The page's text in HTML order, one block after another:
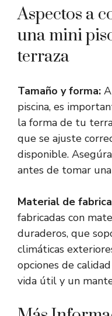
Aspectos a
una mini
terraza
Tamaño y forma:
piscina, es
la forma de tu
que se ajuste
disponible.
antes de tomar
Material de
fabricadas con
duraderos, que
climáticas
opciones de
vida útil y un